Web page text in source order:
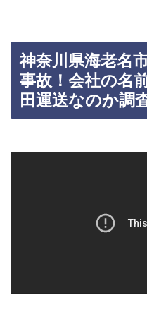
神奈川県海老名
事故！会社の名
田運送なのか調